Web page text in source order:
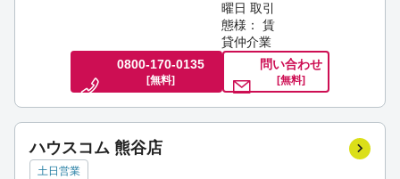
曜日取引
態様： 賃
貸仲介業
0800-170-0135
[無料]
問い合わせ
[無料]
ハウスコム 熊谷店
土日営業